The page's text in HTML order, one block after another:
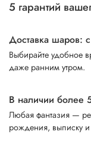
5 гарантий
Доставка шаров:
Выбирайте удобное
даже ранним утром.
В наличии более
Любая фантазия —
рождения, выписку и